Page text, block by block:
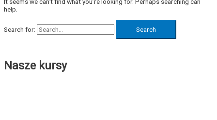
help.
Search for:
Nasze kursy